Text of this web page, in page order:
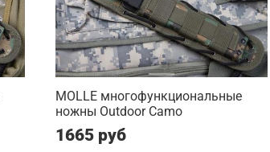
MOLLE многофункциональные
ножны Outdoor Camo
1665 руб